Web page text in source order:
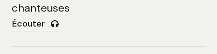
chanteuses
Écouter